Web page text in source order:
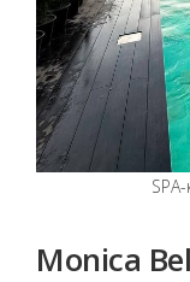
Monica